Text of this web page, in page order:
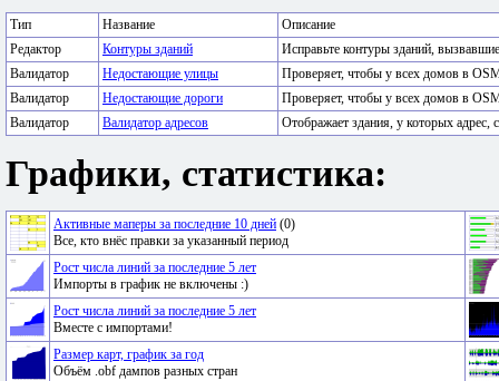
Тип Название
Описание
Редактор
Контуры зданий
Исправьте контуры зданий,
Валидатор
Недостающие улицы
Проверяет, чтобы у всех домов в
Валидатор
Недостающие дороги
Проверяет, чтобы у всех домов в
Валидатор
Валидатор адресов Отображает здания, у которых адрес,
Графики, статистика:
Активные маперы за последние 10 дней (0)
Все, кто внёс правки за указанный период
Рост числа линий за последние 5 лет
Импорты в график не включены :)
Рост числа линий за последние 5 лет
Вместе с импортами!
Размер карт, график за год
Объём .obf дампов разных стран